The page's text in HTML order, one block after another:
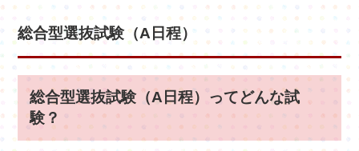
総合型選抜試験（A日程）
総合型選抜試験（A日程）ってどんな試
験？